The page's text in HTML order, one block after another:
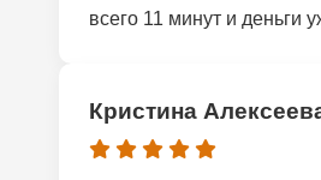
всего 11 минут и деньги
Кристина